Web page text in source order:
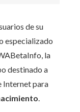
de su
especializado
la
destinado a
Internet para
.